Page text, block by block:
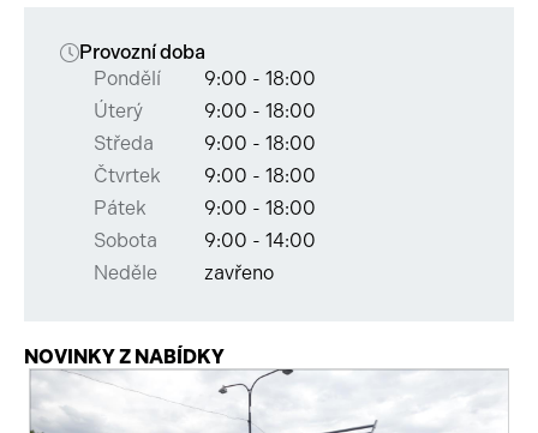
Provozní doba
Pondělí
9:00 - 18:00
Úterý
9:00 - 18:00
Středa
9:00 - 18:00
Čtvrtek
9:00 - 18:00
Pátek
9:00 - 18:00
Sobota
9:00 - 14:00
Neděle
zavřeno
NOVINKY Z NABÍDKY